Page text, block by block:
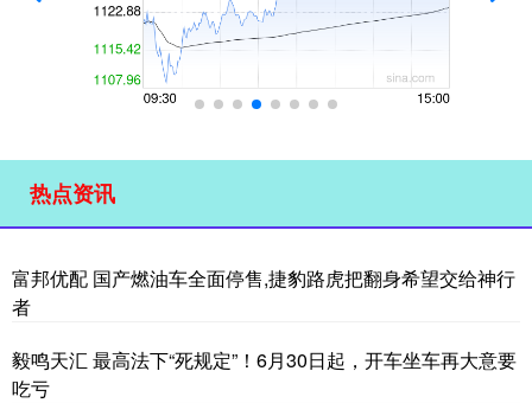
热点资讯
富邦优配 国产燃油车全面停售,捷豹路虎把翻身希望交给神行
者
毅鸣天汇 最高法下“死规定”！6月30日起，开车坐车再大意要
吃亏